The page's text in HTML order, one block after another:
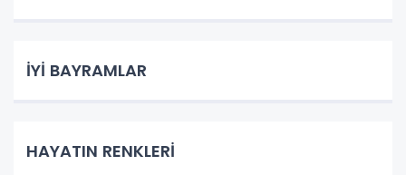
İYİ BAYRAMLAR
HAYATIN RENKLERİ